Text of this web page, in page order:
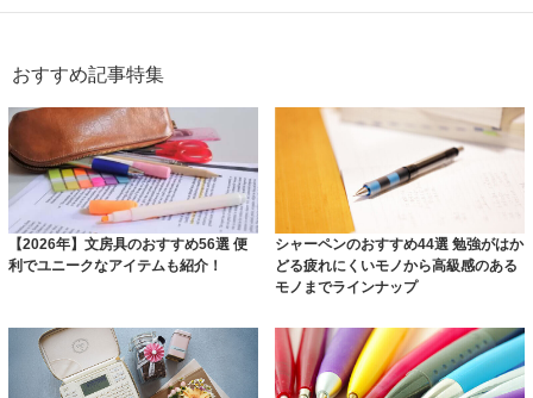
おすすめ記事特集
【2026年】文房具のおすすめ56選 便
利でユニークなアイテムも紹介！
シャーペンのおすすめ44選 勉強がはか
どる疲れにくいモノから高級感のある
モノまでラインナップ